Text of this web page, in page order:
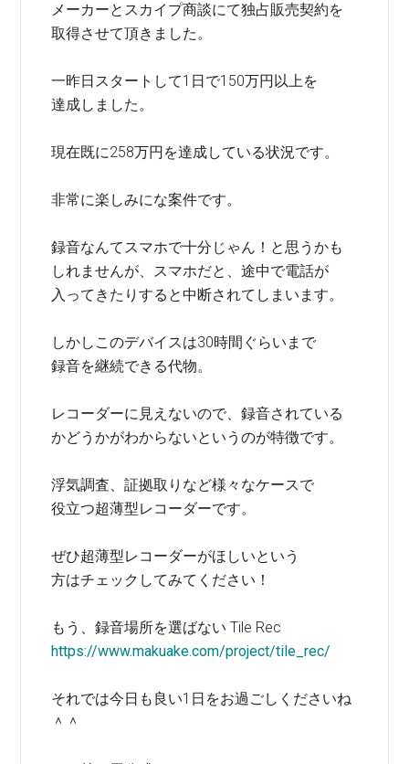
メーカーとスカイプ商談にて独占販売契約を
取得させて頂きました。
一昨日スタートして1日で150万円以上を
達成しました。
現在既に258万円を達成している状況です。
非常に楽しみにな案件です。
録音なんてスマホで十分じゃん！と思うかも
しれませんが、スマホだと、途中で電話が
入ってきたりすると中断されてしまいます。
しかしこのデバイスは30時間ぐらいまで
録音を継続できる代物。
レコーダーに見えないので、録音されている
かどうかがわからないというのが特徴です。
浮気調査、証拠取りなど様々なケースで
役立つ超薄型レコーダーです。
ぜひ超薄型レコーダーがほしいという
方はチェックしてみてください！
もう、録音場所を選ばない Tile Rec
https://www.makuake.com/project/tile_rec/
それでは今日も良い1日をお過ごしくださいね
＾＾